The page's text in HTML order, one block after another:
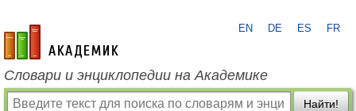
academic.ru
EN DE ES FR
Словари и энциклопедии на Академике
Найти!